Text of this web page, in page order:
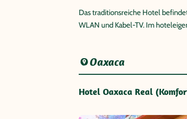
Das traditionsreiche Hotel
WLAN und Kabel-TV. Im
Oaxaca
Hotel Oaxaca Real